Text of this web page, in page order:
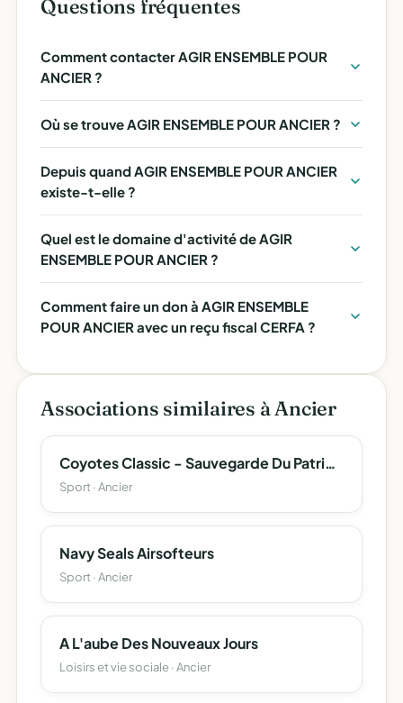
Questions fréquentes
Comment contacter AGIR ENSEMBLE POUR
ANCIER ?
Où se trouve AGIR ENSEMBLE POUR ANCIER ?
Depuis quand AGIR ENSEMBLE POUR ANCIER
existe-t-elle ?
Quel est le domaine d'activité de AGIR
ENSEMBLE POUR ANCIER ?
Comment faire un don à AGIR ENSEMBLE
POUR ANCIER avec un reçu fiscal CERFA ?
Associations similaires à Ancier
Coyotes Classic - Sauvegarde Du Patrimoine Automobile De Rallye
Sport · Ancier
Navy Seals Airsofteurs
Sport · Ancier
A L'aube Des Nouveaux Jours
Loisirs et vie sociale · Ancier